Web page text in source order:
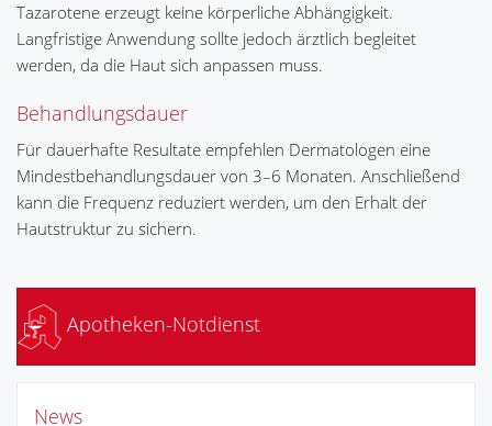
Tazarotene erzeugt keine körperliche Abhängigkeit.
Langfristige Anwendung sollte jedoch ärztlich begleitet
werden, da die Haut sich anpassen muss.
Behandlungsdauer
Für dauerhafte Resultate empfehlen Dermatologen eine
Mindestbehandlungsdauer von 3–6 Monaten. Anschließend
kann die Frequenz reduziert werden, um den Erhalt der
Hautstruktur zu sichern.
Apotheken-Notdienst
News